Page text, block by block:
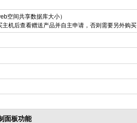
空间共享数据库大小）
主机后查看赠送产品并自主申请，否则需要另外购买
面板功能